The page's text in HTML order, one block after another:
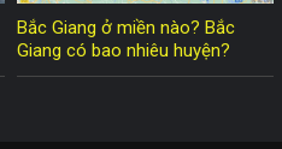
Bắc Giang ở miền nào? Bắc
Giang có bao nhiêu huyện?